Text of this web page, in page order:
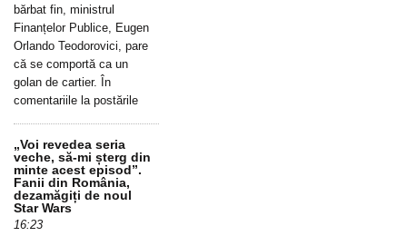
bărbat fin, ministrul
Finanțelor Publice, Eugen
Orlando Teodorovici, pare
că se comportă ca un
golan de cartier. În
comentariile la postările
„Voi revedea seria
veche, să-mi șterg din
minte acest episod”.
Fanii din România,
dezamăgiți de noul
Star Wars
16:23